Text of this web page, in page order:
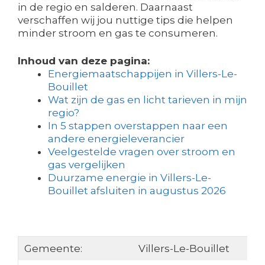
in de regio en salderen. Daarnaast
verschaffen wij jou nuttige tips die helpen
minder stroom en gas te consumeren.
Inhoud van deze pagina:
Energiemaatschappijen in Villers-Le-
Bouillet
Wat zijn de gas en licht tarieven in mijn
regio?
In 5 stappen overstappen naar een
andere energieleverancier
Veelgestelde vragen over stroom en
gas vergelijken
Duurzame energie in Villers-Le-
Bouillet afsluiten in augustus 2026
Gemeente:
Villers-Le-Bouillet